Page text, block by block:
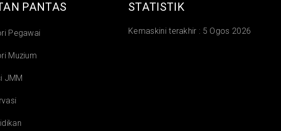
PANTAS
Pegawai
Muzium
JMM
STATISTIK
Kemaskini terakhir : 5 Ogos 2026